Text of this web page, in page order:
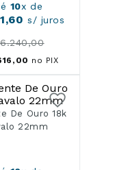
10x de
,60 s/ juros
6.240,00
, 00 no PIX
De Ouro 18k
22mm